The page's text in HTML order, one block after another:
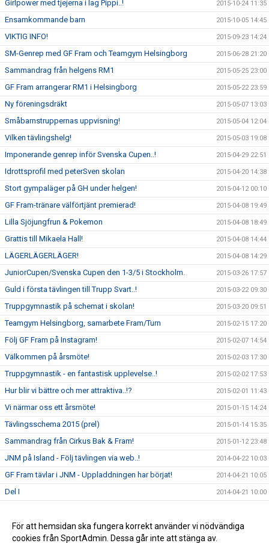
Girlpower med tjejerna i lag Pippi..! 2015-10-24 11:35
Ensamkommande barn 2015-10-05 14:45
VIKTIG INFO! 2015-09-23 14:24
SM-Genrep med GF Fram och Teamgym Helsingborg 2015-06-28 21:20
Sammandrag från helgens RM1 2015-05-25 23:00
GF Fram arrangerar RM1 i Helsingborg 2015-05-22 23:59
Ny föreningsdräkt 2015-05-07 13:03
Småbarnstruppernas uppvisning! 2015-05-04 12:04
Vilken tävlingshelg! 2015-05-03 19:08
Imponerande genrep inför Svenska Cupen..! 2015-04-29 22:51
Idrottsprofil med peterSven skolan 2015-04-20 14:38
Stort gympaläger på GH under helgen! 2015-04-12 00:10
GF Fram-tränare välförtjänt premierad! 2015-04-08 19:49
Lilla Sjöjungfrun & Pokemon 2015-04-08 18:49
Grattis till Mikaela Hall! 2015-04-08 14:44
LÄGERLÄGERLÄGER! 2015-04-08 14:29
JuniorCupen/Svenska Cupen den 1-3/5 i Stockholm. 2015-03-26 17:57
Guld i första tävlingen till Trupp Svart..! 2015-03-22 09:30
Truppgymnastik på schemat i skolan! 2015-03-20 09:51
Teamgym Helsingborg, samarbete Fram/Turn 2015-02-15 17:20
Följ GF Fram på Instagram! 2015-02-07 14:54
Välkommen på årsmöte! 2015-02-03 17:30
Truppgymnastik - en fantastisk upplevelse..! 2015-02-02 17:53
Hur blir vi bättre och mer attraktiva..!? 2015-02-01 11:43
Vi närmar oss ett årsmöte! 2015-01-15 14:24
Tävlingsschema 2015 (prel) 2015-01-14 15:35
Sammandrag från Cirkus Bak & Fram! 2015-01-12 23:48
JNM på Island - Följ tävlingen via web..! 2014-04-22 10:03
GF Fram tävlar i JNM - Uppladdningen har börjat! 2014-04-21 10:05
Del I 2014-04-21 10:00
Del III 2014-04-21 09:59
För att hemsidan ska fungera korrekt använder vi nödvändiga
cookies från SportAdmin. Dessa går inte att stänga av.